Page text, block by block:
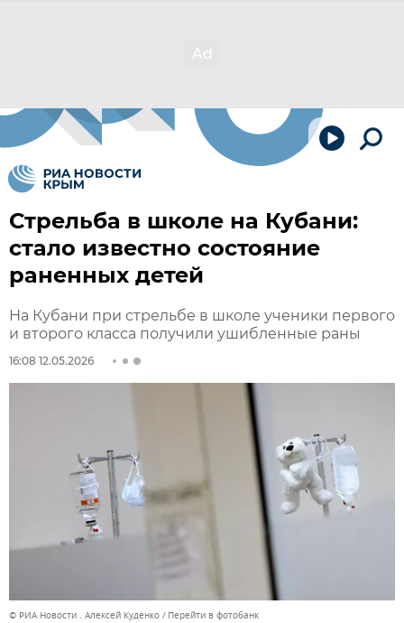
Стрельба в школе на Кубани:
стало известно состояние
раненных детей
На Кубани при стрельбе в школе ученики первого
и второго класса получили ушибленные раны
16:08 12.05.2026
© РИА Новости . Алексей Куденко Перейти в фотобанк